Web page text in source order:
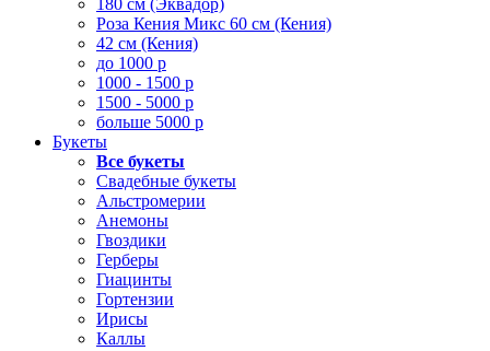
180 см (Эквадор)
Роза Кения Микс 60 см (Кения)
42 см (Кения)
до 1000 р
1000 - 1500 р
1500 - 5000 р
больше 5000 р
Букеты
Все букеты
Свадебные букеты
Альстромерии
Анемоны
Гвоздики
Герберы
Гиацинты
Гортензии
Ирисы
Каллы